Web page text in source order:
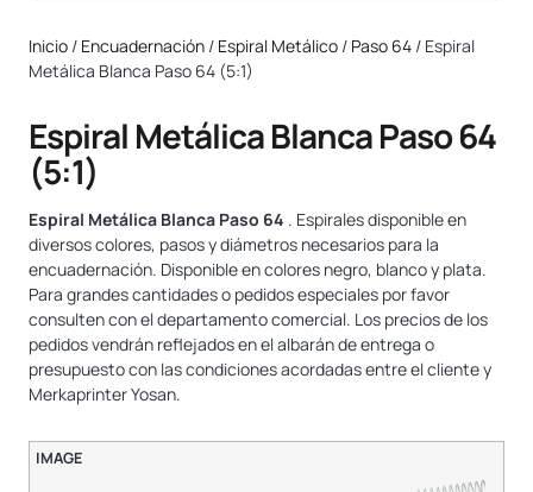
Inicio / Encuadernación / Espiral Metálico / Paso 64 / Espiral
Metálica Blanca Paso 64 (5:1)
Espiral Metálica Blanca Paso 64
(5:1)
Espiral Metálica Blanca Paso 64 . Espirales disponible en
diversos colores, pasos y diámetros necesarios para la
encuadernación. Disponible en colores negro, blanco y plata.
Para grandes cantidades o pedidos especiales por favor
consulten con el departamento comercial. Los precios de los
pedidos vendrán reflejados en el albarán de entrega o
presupuesto con las condiciones acordadas entre el cliente y
Merkaprinter Yosan.